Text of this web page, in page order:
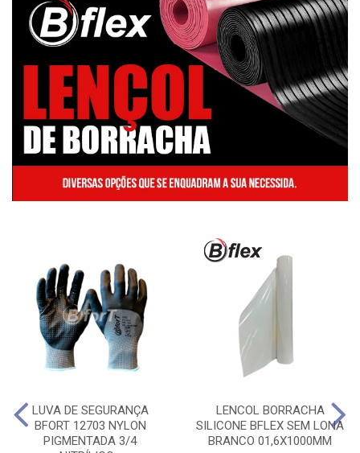
LUVA DE SEGURANÇA
BFORT 12703 NYLON
PIGMENTADA 3/4
LENCOL BORRACHA
SILICONE BFLEX SEM LONA
BRANCO 01,6X1000MM